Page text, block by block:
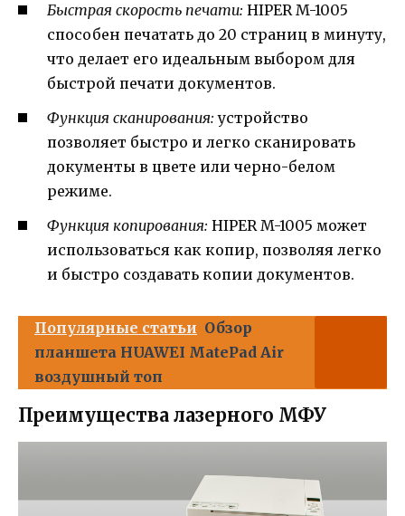
Быстрая скорость печати: HIPER M-1005
способен печатать до 20 страниц в минуту,
что делает его идеальным выбором для
быстрой печати документов.
Функция сканирования: устройство
позволяет быстро и легко сканировать
документы в цвете или черно-белом
режиме.
Функция копирования: HIPER M-1005 может
использоваться как копир, позволяя легко
и быстро создавать копии документов.
Популярные статьи Обзор
планшета HUAWEI MatePad Air
воздушный топ
Преимущества лазерного МФУ